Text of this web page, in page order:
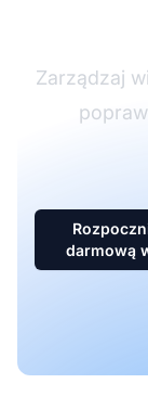
Zarządzaj
darmową